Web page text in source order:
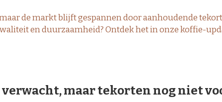
de markt blijft gespannen door aanhoudende
en duurzaamheid? Ontdek het in onze koffie-
maar tekorten nog niet